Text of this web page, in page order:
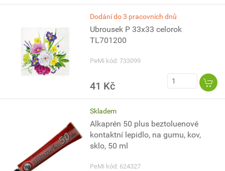
Dodání do 3 pracovních dnů
Ubrousek P 33x33 celorok
TL701200
PeMi kód: 733099
41 Kč
Skladem
Alkaprén 50 plus beztoluenové
kontaktní lepidlo, na gumu, kov,
sklo, 50 ml
PeMi kód: 624327